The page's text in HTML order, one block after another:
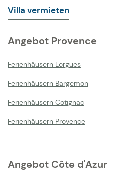
Villa vermieten
Angebot Provence
Ferienhäusern Lorgues
Ferienhäusern Bargemon
Ferienhäusern Cotignac
Ferienhäusern Provence
Angebot Côte d'Azur